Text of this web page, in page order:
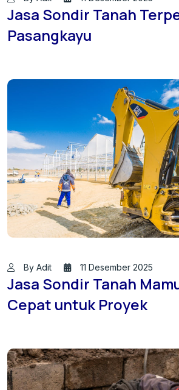
Jasa Sondir Tanah
Pasangkayu
By Adit 11 Desember 2025
Jasa Sondir Tanah
Cepat untuk Proyek